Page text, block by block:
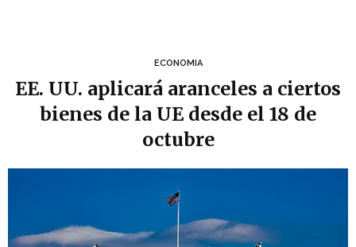
ECONOMIA
EE. UU. aplicará aranceles a ciertos
bienes de la UE desde el 18 de
octubre